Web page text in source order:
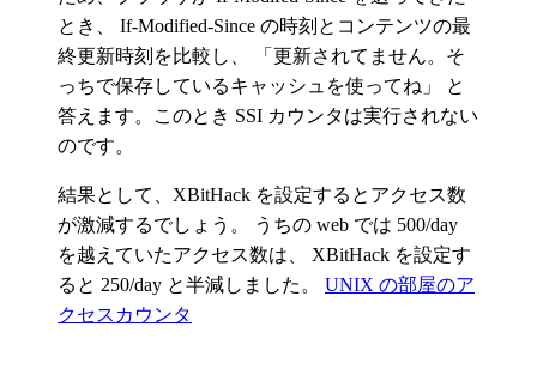
とき、 If-Modified-Since の時刻とコンテンツの最
終更新時刻を比較し、 「更新されてません。そ
っちで保存しているキャッシュを使ってね」 と
答えます。このとき SSI カウンタは実行されない
のです。
結果として、XBitHack を設定するとアクセス数
が激減するでしょう。 うちの web では 500/day
を越えていたアクセス数は、 XBitHack を設定す
ると 250/day と半減しました。 UNIX の部屋のア
クセスカウンタ